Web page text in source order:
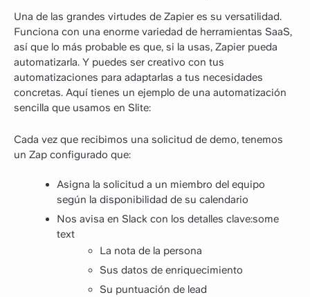
Una de las grandes virtudes de Zapier es su versatilidad.
Funciona con una enorme variedad de herramientas SaaS,
así que lo más probable es que, si la usas, Zapier pueda
automatizarla. Y puedes ser creativo con tus
automatizaciones para adaptarlas a tus necesidades
concretas. Aquí tienes un ejemplo de una automatización
sencilla que usamos en Slite:
Cada vez que recibimos una solicitud de demo, tenemos
un Zap configurado que:
Asigna la solicitud a un miembro del equipo
según la disponibilidad de su calendario
Nos avisa en Slack con los detalles clave:some
text
La nota de la persona
Sus datos de enriquecimiento
Su puntuación de lead